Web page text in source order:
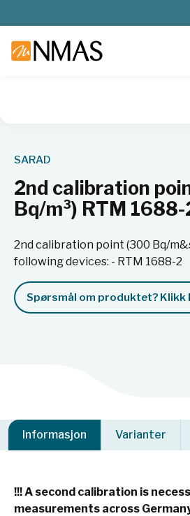
Nukleær,
SARAD
2nd calibration
Bq/m³) RTM 1688-
2nd calibration point (300 Bq/
following devices: - RTM 1688-2
Spørsmål om produktet? Klikk
Informasjon Varianter
!!!A second calibration is
measurements across